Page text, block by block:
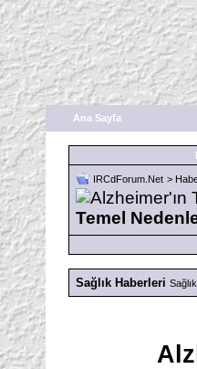
Ana Sayfa
IRCdForum.Net >
Temel
Sağlık Haberleri